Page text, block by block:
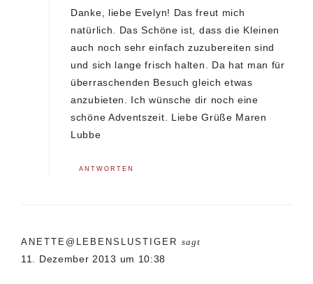
Danke, liebe Evelyn! Das freut mich
natürlich. Das Schöne ist, dass die Kleinen
auch noch sehr einfach zuzubereiten sind
und sich lange frisch halten. Da hat man für
überraschenden Besuch gleich etwas
anzubieten. Ich wünsche dir noch eine
schöne Adventszeit. Liebe Grüße Maren
Lubbe
ANTWORTEN
ANETTE@LEBENSLUSTIGER sagt
11. Dezember 2013 um 10:38